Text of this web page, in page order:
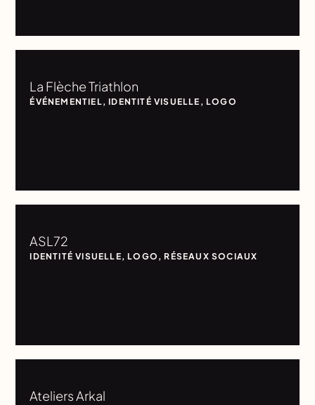
La Flèche Triathlon
ÉVÉNEMENTIEL,IDENTITÉ VISUELLE ,LOGO
ASL72
IDENTITÉ VISUELLE,LOGO ,RÉSEAUX SOCIAUX
Ateliers Arkal